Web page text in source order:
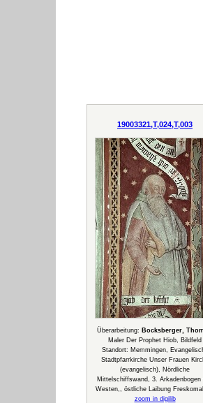
19003321,T,024,T,003
Überarbeitung: Bocksberger,
Maler Der Prophet Hiob, Bildfeld
Standort: Memmingen,
Stadtpfarrkirche Unser Frauen
(evangelisch), Nördliche
Mittelschiffswand, 3. Arkadenbogen
Westen,, östliche Laibung
zoom in digilib